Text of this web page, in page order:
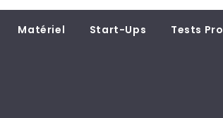
Matériel Start-Ups Tests